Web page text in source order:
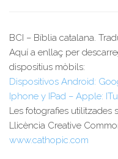
BCI – Bíblia catalana.
Aquí a enllaç per
dispositius mòbils:
Dispositivos Android:
Iphone y IPad – Apple:
Les fotografies utilitzades
Llicència Creative
www.cathopic.com